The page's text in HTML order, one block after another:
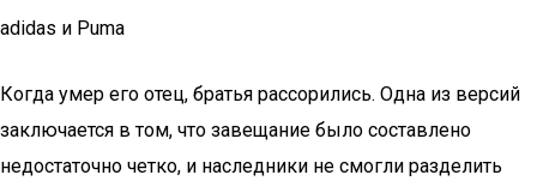
adidas и Puma
Когда умер его отец, братья рассорились. Одна из версий
заключается в том, что завещание было составлено
недостаточно четко, и наследники не смогли разделить